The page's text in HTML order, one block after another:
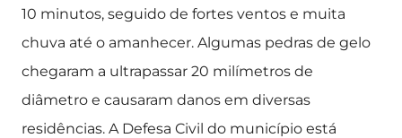
10 minutos, seguido de fortes ventos e muita
chuva até o amanhecer. Algumas pedras de gelo
chegaram a ultrapassar 20 milímetros de
diâmetro e causaram danos em diversas
residências. A Defesa Civil do município está